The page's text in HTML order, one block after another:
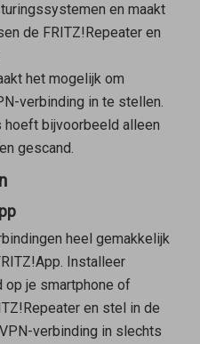
en maakt
de FRITZ!Repeater en
het mogelijk om
verbinding in te stellen.
bijvoorbeeld alleen
gescand.
heel gemakkelijk
. Installeer
op je smartphone of
en stel in de
verbinding in slechts